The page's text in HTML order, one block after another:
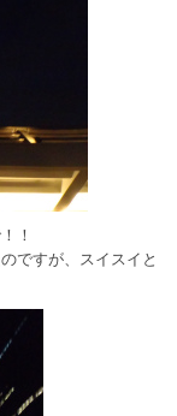
！
ですが、スイスイと